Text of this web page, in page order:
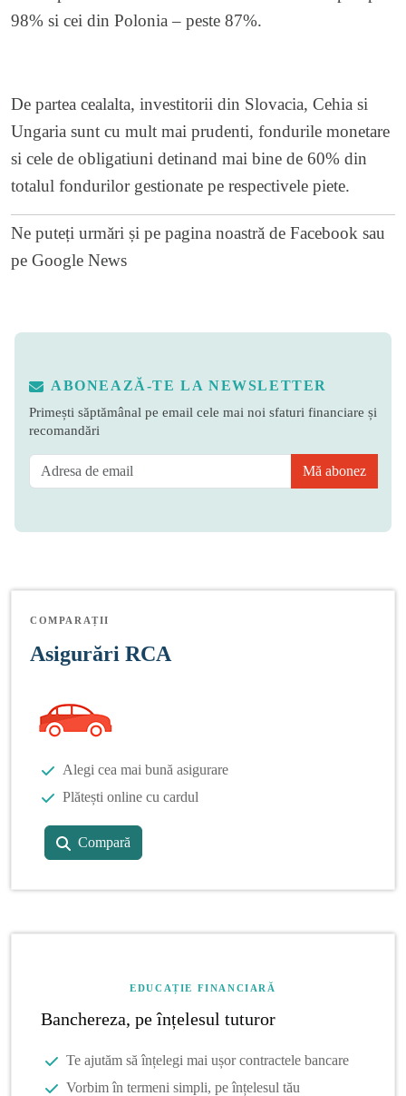
98% si cei din Polonia – peste 87%.
De partea cealalta, investitorii din Slovacia, Cehia si
Ungaria sunt cu mult mai prudenti, fondurile monetare
si cele de obligatiuni detinand mai bine de 60% din
totalul fondurilor gestionate pe respectivele piete.
Ne puteți urmări și pe pagina noastră de Facebook sau
pe Google News
ABONEAZĂ-TE LA NEWSLETTER
Primești săptămânal pe email cele mai noi sfaturi financiare și
recomandări
Mă abonez
COMPARAȚII
Asigurări RCA
Alegi cea mai bună asigurare
Plătești online cu cardul
Compară
EDUCAȚIE FINANCIARĂ
Banchereza, pe înțelesul tuturor
Te ajutăm să înțelegi mai ușor contractele bancare
Vorbim în termeni simpli, pe înțelesul tău